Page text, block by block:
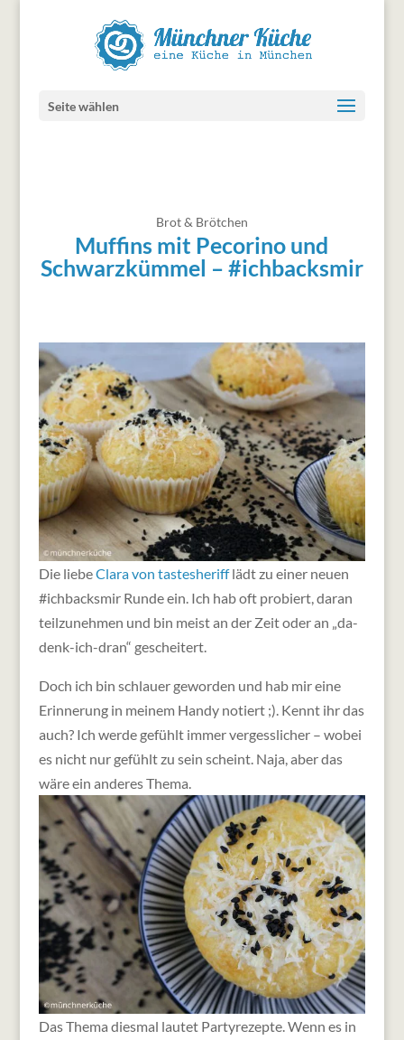
Seite wählen
Brot & Brötchen
Muffins mit Pecorino und
Schwarzkümmel – #ichbacksmir
Die liebeClara von tastesherifflädt zu einer neuen
#ichbacksmir Runde ein. Ich hab oft probiert, daran
teilzunehmen und bin meist an der Zeit oder an „da-
denk-ich-dran“ gescheitert.
Doch ich bin schlauer geworden und hab mir eine
Erinnerung in meinem Handy notiert ;). Kennt ihr das
auch? Ich werde gefühlt immer vergesslicher – wobei
es nicht nur gefühlt zu sein scheint. Naja, aber das
wäre ein anderes Thema.
Das Thema diesmal lautet Partyrezepte. Wenn es in